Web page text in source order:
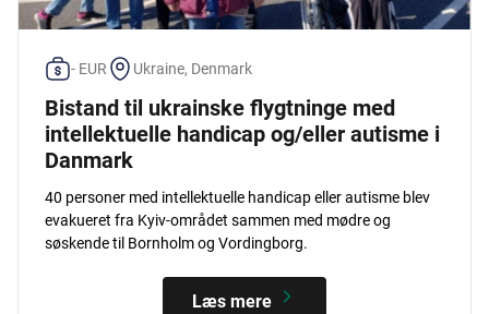
- EUR Ukraine, Denmark
Bistand til ukrainske flygtninge med
intellektuelle handicap og/eller autisme i
Danmark
40 personer med intellektuelle handicap eller autisme blev
evakueret fra Kyiv-området sammen med mødre og
søskende til Bornholm og Vordingborg.
Læs mere